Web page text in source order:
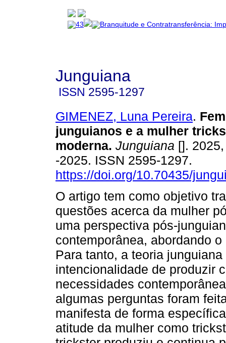
Junguiana
ISSN 2595-1297
GIMENEZ, Luna Pereira.
junguianos e a mulher
moderna. Junguiana [].
-2025. ISSN 2595-1297.
https://doi.org/10.70435/
O artigo tem como objetivo
questões acerca da mulher
uma perspectiva pós-
contemporânea, abordando
Para tanto, a teoria
intencionalidade de produzir
necessidades
algumas perguntas foram
manifesta de forma
atitude da mulher como